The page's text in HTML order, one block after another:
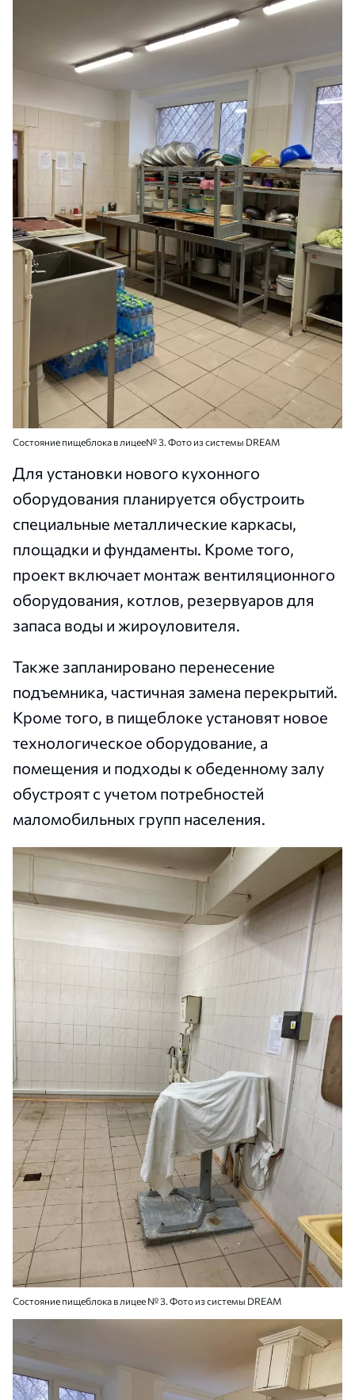
Состояние пищеблока в лицее№ 3. Фото из системы DREAM
Для установки нового кухонного
оборудования планируется обустроить
специальные металлические каркасы,
площадки и фундаменты. Кроме того,
проект включает монтаж вентиляционного
оборудования, котлов, резервуаров для
запаса воды и жироуловителя.
Также запланировано перенесение
подъемника, частичная замена перекрытий.
Кроме того, в пищеблоке установят новое
технологическое оборудование, а
помещения и подходы к обеденному залу
обустроят с учетом потребностей
маломобильных групп населения.
Состояние пищеблока в лицее № 3. Фото из системы DREAM